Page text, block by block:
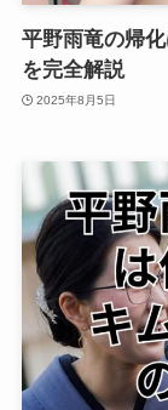
平野雨竜の帰
を完全解説
2025年8月5日